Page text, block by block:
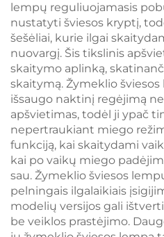
lempų reguliuojamasis
nustatyti šviesos kryptį,
šešėliai, kurie ilgai
nuovargį. Šis tikslinis
skaitymo aplinką,
skaitymą. Žymeklio
išsaugo naktinį regėjimą
apšvietimas, todėl ji ypač
nepertraukiant miego
funkciją, kai skaitydami
kai po vaikų miego
sau. Žymeklio šviesos
pelningais ilgalaikiais
modelių versijos gali
be veiklos prastėjimo.